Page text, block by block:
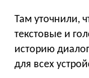
Там уточнили,
текстовые и
историю
для всех